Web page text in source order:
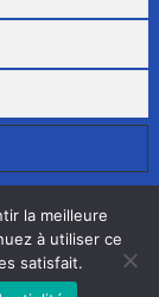
Adamaco
la meilleure
à utiliser ce
satisfait.